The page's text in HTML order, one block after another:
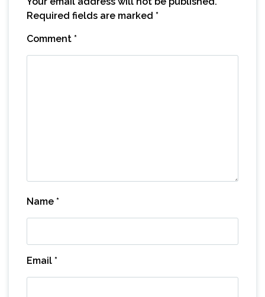
Required fields are marked *
Comment *
Name *
Email *